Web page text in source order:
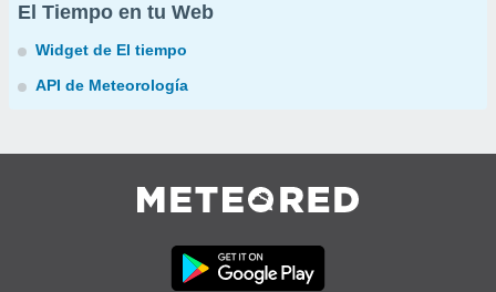
El Tiempo en tu Web
Widget de El tiempo
API de Meteorología